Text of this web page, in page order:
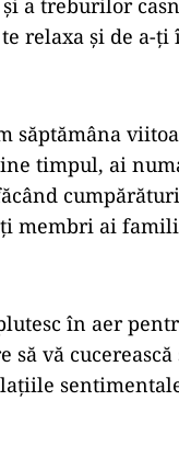
a treburilor
relaxa și de a-
săptămâna
timpul, ai
membri ai
în aer
vă